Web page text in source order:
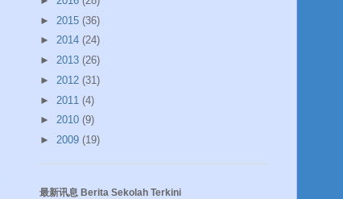
► 2015 (36)
► 2014 (24)
► 2013 (26)
► 2012 (31)
► 2011 (4)
► 2010 (9)
► 2009 (19)
最新讯息 Berita Sekolah Terkini